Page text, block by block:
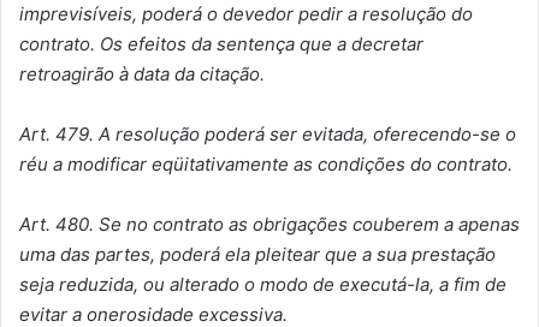
imprevisíveis, poderá o devedor pedir a resolução do
contrato. Os efeitos da sentença que a decretar
retroagirão à data da citação.
Art. 479. A resolução poderá ser evitada, oferecendo-se o
réu a modificar eqüitativamente as condições do contrato.
Art. 480. Se no contrato as obrigações couberem a apenas
uma das partes, poderá ela pleitear que a sua prestação
seja reduzida, ou alterado o modo de executá-la, a fim de
evitar a onerosidade excessiva.